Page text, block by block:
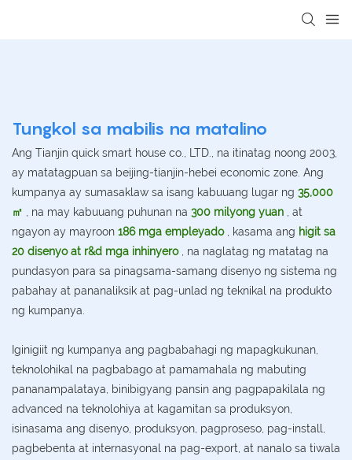
Tungkol sa mabilis na matalino
Ang Tianjin quick smart house co., LTD., na itinatag noong 2003,
ay matatagpuan sa beijing-tianjin-hebei economic zone. Ang
kumpanya ay sumasaklaw sa isang kabuuang lugar ng 35,000
㎡
, na may kabuuang puhunan na 300 milyong yuan
, at
ngayon ay mayroon 186 mga empleyado , kasama ang higit sa
20 disenyo at r&d mga inhinyero
, na naglatag ng matatag na
pundasyon para sa pinagsama-samang disenyo ng sistema ng
pabahay at pananaliksik at pag-unlad ng teknikal na produkto
ng kumpanya.
Iginigiit ng kumpanya ang pagbabahagi ng mapagkukunan,
teknolohikal na pagbabago at pamamahala ng mabuting
pananampalataya, binibigyang pansin ang pagpapakilala ng
advanced na teknolohiya at kagamitan sa produksyon,
isinasama ang disenyo, produksyon, pagproseso, pag-install,
pagbebenta at internasyonal na pag-export, at nanalo sa tiwala